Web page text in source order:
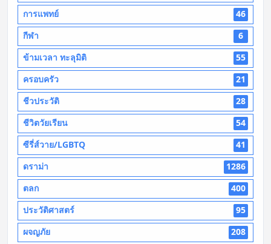
การแพทย์
46
กีฬา
6
ข้ามเวลา ทะลุมิติ
55
ครอบครัว
21
ชีวประวัติ
28
ชีวิตวัยเรียน
54
ซีรี่ส์วาย/LGBTQ
41
ดราม่า
1286
ตลก
400
ประวัติศาสตร์
95
ผจญภัย
208